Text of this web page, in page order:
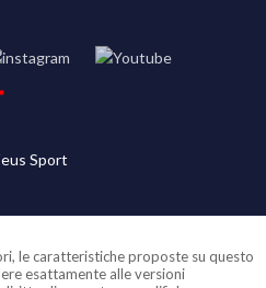
le caratteristiche proposte su questo
esattamente alle versioni